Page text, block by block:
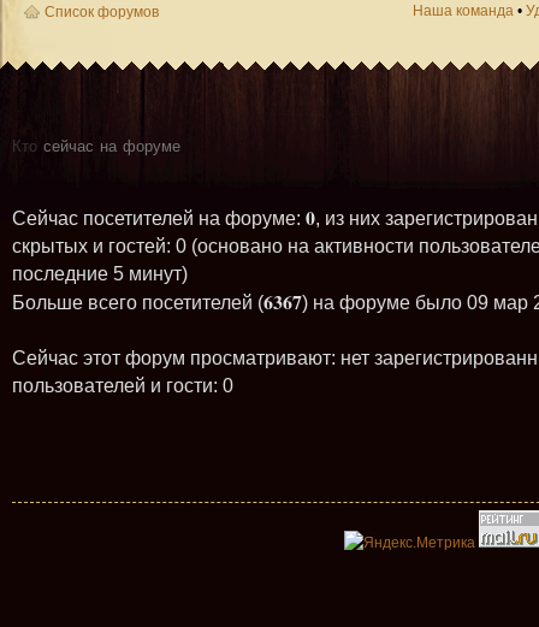
Список форумов Наша команда •
Кто сейчас на форуме
Сейчас посетителей на форуме: 0, из них
скрытых и гостей: 0 (основано на активности
последние 5 минут)
Больше всего посетителей (6367) на форуме было 09 мар
Сейчас этот форум просматривают: нет
пользователей и гости: 0